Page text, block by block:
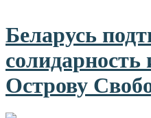
Беларусь
Острову